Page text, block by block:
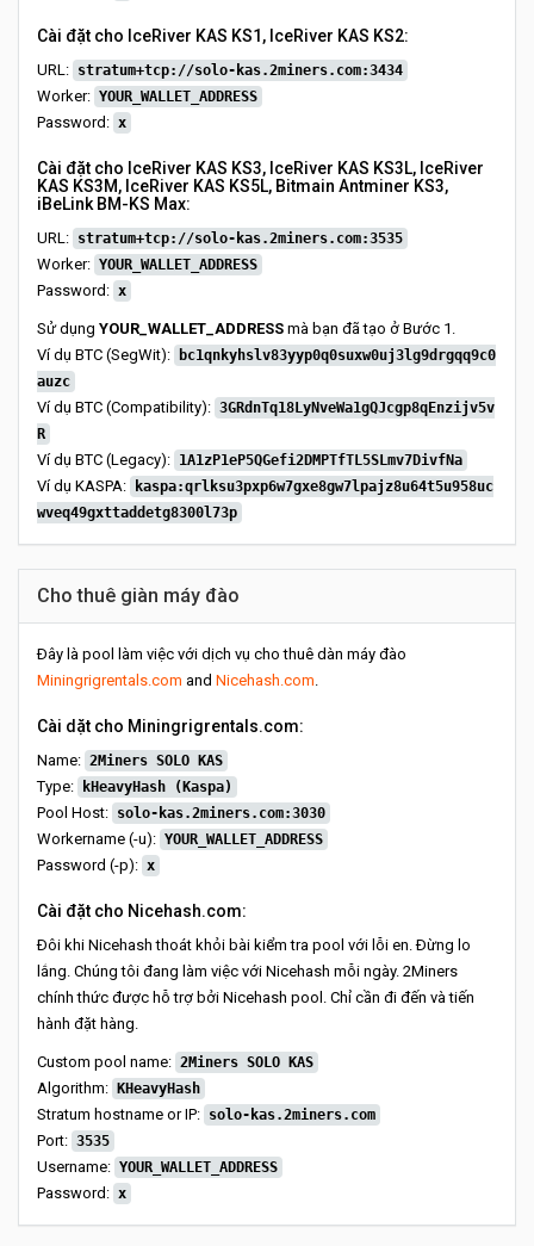
Cài đặt cho IceRiver KAS KS1, IceRiver KAS KS2:
URL: stratum+tcp://solo-kas.2miners.com:3434
Worker: YOUR_WALLET_ADDRESS
Password: x
Cài đặt cho IceRiver KAS KS3, IceRiver KAS KS3L, IceRiver
KAS KS3M, IceRiver KAS KS5L, Bitmain Antminer KS3,
iBeLink BM-KS Max:
URL: stratum+tcp://solo-kas.2miners.com:3535
Worker: YOUR_WALLET_ADDRESS
Password: x
Sử dụng YOUR_WALLET_ADDRESS mà bạn đã tạo ở Bước 1.
Ví dụ BTC (SegWit):
bc1qnkyhslv83yyp0q0suxw0uj3lg9drgqq9c0
auzc
Ví dụ BTC (Compatibility): 3GRdnTq18LyNveWa1gQJcgp8qEnzijv5v
R
Ví dụ BTC (Legacy): 1A1zP1eP5QGefi2DMPTfTL5SLmv7DivfNa
Ví dụ KASPA:
kaspa:qrlksu3pxp6w7gxe8gw7lpajz8u64t5u958uc
wveq49gxttaddetg8300l73p
Cho thuê giàn máy đào
Đây là pool làm việc với dịch vụ cho thuê dàn máy đào
Miningrigrentals.com and Nicehash.com.
Cài dặt cho Miningrigrentals.com:
Name: 2Miners SOLO KAS
Type: kHeavyHash (Kaspa)
Pool Host: solo-kas.2miners.com:3030
Workername (-u): YOUR_WALLET_ADDRESS
Password (-p): x
Cài đặt cho Nicehash.com:
Đôi khi Nicehash thoát khỏi bài kiểm tra pool với lỗi en. Đừng lo
lắng. Chúng tôi đang làm việc với Nicehash mỗi ngày. 2Miners
chính thức được hỗ trợ bởi Nicehash pool. Chỉ cần đi đến và tiến
hành đặt hàng.
Custom pool name: 2Miners SOLO KAS
Algorithm: KHeavyHash
Stratum hostname or IP: solo-kas.2miners.com
Port: 3535
Username: YOUR_WALLET_ADDRESS
Password: x